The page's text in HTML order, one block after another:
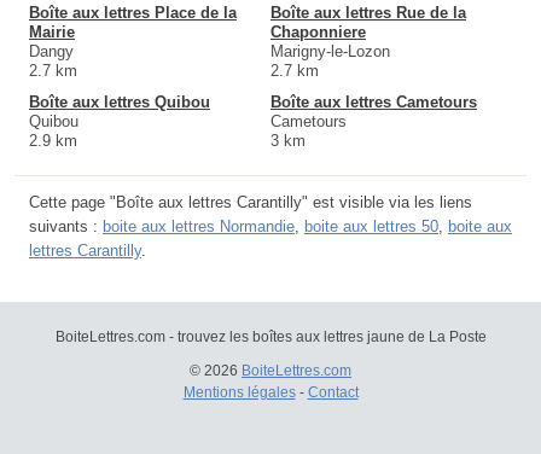
Boîte aux lettres Place de la
Mairie
Dangy
2.7 km
Boîte aux lettres Rue de la
Chaponniere
Marigny-le-Lozon
2.7 km
Boîte aux lettres Quibou
Quibou
2.9 km
Boîte aux lettres Cametours
Cametours
3 km
Cette page "Boîte aux lettres Carantilly" est visible via les liens
suivants : boite aux lettres Normandie boite aux lettres 50 boite aux
lettres Carantilly.
BoiteLettres.com - trouvez les boîtes aux lettres jaune de La Poste
© 2026 BoiteLettres.com
Mentions légales- Contact